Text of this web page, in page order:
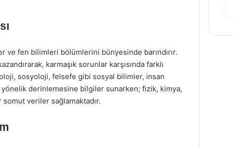
fen bilimleri bölümlerini bünyesinde barındırır.
karmaşık sorunlar karşısında farklı
sosyoloji, felsefe gibi sosyal bilimler, insan
yönelik derinlemesine bilgiler sunarken; fizik, kimya,
veriler sağlamaktadır.